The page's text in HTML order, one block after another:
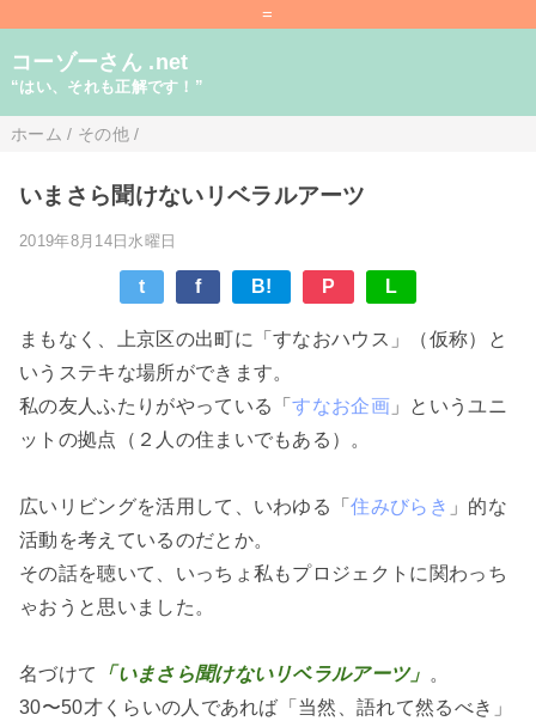
=
コーゾーさん .net
“はい、それも正解です！”
ホーム / その他/
いまさら聞けないリベラルアーツ
2019年8月14日水曜日
t f B! P L
まもなく、上京区の出町に「すなおハウス」（仮称）と
いうステキな場所ができます。
私の友人ふたりがやっている「すなお企画 」というユニ
ットの拠点（２人の住まいでもある）。
広いリビングを活用して、いわゆる「住みびらき 」的な
活動を考えているのだとか。
その話を聴いて、いっちょ私もプロジェクトに関わっち
ゃおうと思いました。
名づけて 「いまさら聞けないリベラルアーツ」 。
30〜50才くらいの人であれば「当然、語れて然るべき」